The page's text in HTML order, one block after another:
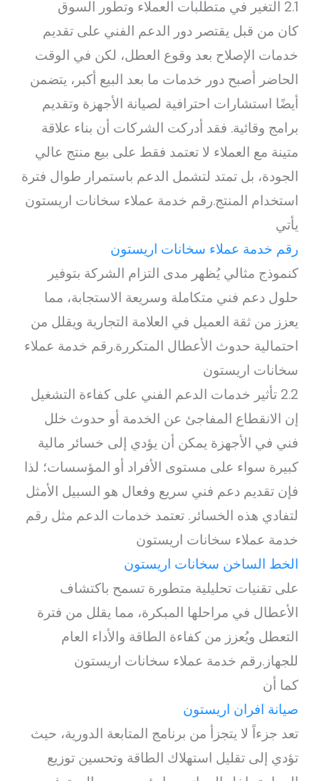
2.1 التغير في متطلبات العملاء وتطور السوق
كان من قبل يقتصر دور الدعم الفني على تقديم
خدمات الإصلاح بعد وقوع العطل، لكن في الوقت
الحاضر أصبح دور خدمات ما بعد البيع أكبر، يتضمن
أيضًا استشارات احترافية لصيانة الأجهزة وتقديم
برامج وقائية. فقد أدركت الشركات أن بناء علاقة
متينة مع العملاء لا تعتمد فقط على بيع منتج عالي
الجودة، بل تمتد لتشمل الدعم باستمرار طوال فترة
استخدام المنتج.رقم خدمة عملاء سخانات اريستون
يأتي
رقم خدمة عملاء سخانات اريستون
كنموذج مثالي يُظهر مدى التزام الشركة بتوفير
حلول دعم فني متكاملة وسريعة الاستجابة، مما
يعزز من ثقة العميل في العلامة التجارية ويقلل من
احتمالية حدوث الأعطال المتكررة.رقم خدمة عملاء
سخانات اريستون
2.2 تأثير خدمات الدعم الفني على كفاءة التشغيل
إن الانقطاع المفاجئ عن الخدمة أو حدوث خلل
فني في الأجهزة يمكن أن يؤدي إلى خسائر مالية
كبيرة سواء على مستوى الأفراد أو المؤسسات؛ لذا
فإن تقديم دعم فني سريع وفعال هو السبيل الأمثل
لتفادي هذه الخسائر. تعتمد خدمات الدعم مثل رقم
خدمة عملاء سخانات اريستون
الخط الساخن سخانات اريستون
على تقنيات تحليلية متطورة تسمح باكتشاف
الأعطال في مراحلها المبكرة، مما يقلل من فترة
التعطل ويُعزز من كفاءة الطاقة والأداء العام
للجهاز.رقم خدمة عملاء سخانات اريستون
كما أن
صيانة افران اريستون
تعد جزءاً لا يتجزأ من برنامج المتابعة الدورية، حيث
تؤدي إلى تقليل استهلاك الطاقة وتحسين توزيع